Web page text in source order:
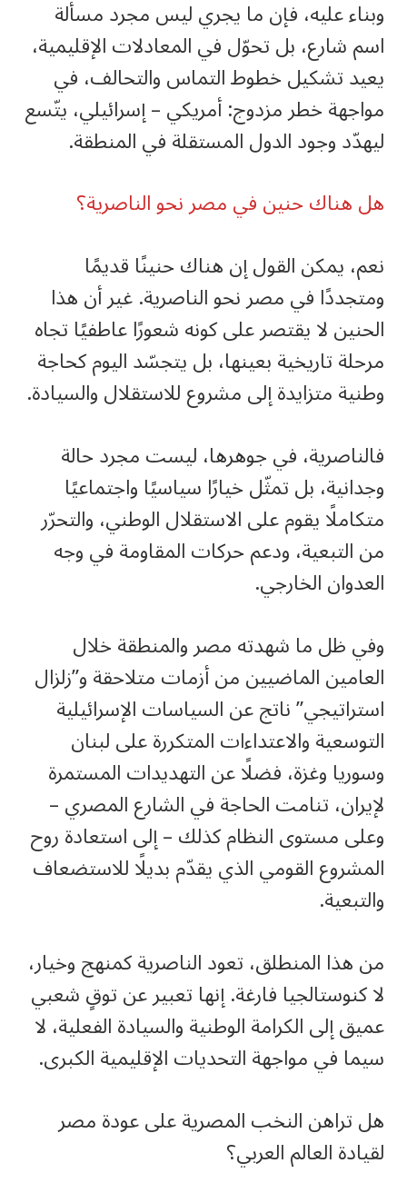
وبناء عليه، فإن ما يجري ليس مجرد مسألة
اسم شارع، بل تحوّل في المعادلات الإقليمية،
يعيد تشكيل خطوط التماس والتحالف، في
مواجهة خطر مزدوج: أمريكي – إسرائيلي، يتّسع
ليهدّد وجود الدول المستقلة في المنطقة.
هل هناك حنين في مصر نحو الناصرية؟
نعم، يمكن القول إن هناك حنينًا قديمًا
ومتجددًا في مصر نحو الناصرية. غير أن هذا
الحنين لا يقتصر على كونه شعورًا عاطفيًا تجاه
مرحلة تاريخية بعينها، بل يتجسّد اليوم كحاجة
وطنية متزايدة إلى مشروع للاستقلال والسيادة.
فالناصرية، في جوهرها، ليست مجرد حالة
وجدانية، بل تمثّل خيارًا سياسيًا واجتماعيًا
متكاملًا يقوم على الاستقلال الوطني، والتحرّر
من التبعية، ودعم حركات المقاومة في وجه
العدوان الخارجي.
وفي ظل ما شهدته مصر والمنطقة خلال
العامين الماضيين من أزمات متلاحقة و”زلزال
استراتيجي” ناتج عن السياسات الإسرائيلية
التوسعية والاعتداءات المتكررة على لبنان
وسوريا وغزة، فضلًا عن التهديدات المستمرة
لإيران، تنامت الحاجة في الشارع المصري –
وعلى مستوى النظام كذلك – إلى استعادة روح
المشروع القومي الذي يقدّم بديلًا للاستضعاف
والتبعية.
من هذا المنطلق، تعود الناصرية كمنهج وخيار،
لا كنوستالجيا فارغة. إنها تعبير عن توقٍ شعبي
عميق إلى الكرامة الوطنية والسيادة الفعلية، لا
سيما في مواجهة التحديات الإقليمية الكبرى.
هل تراهن النخب المصرية على عودة مصر
لقيادة العالم العربي؟